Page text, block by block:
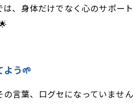
、身体だけでなく心のサポー
よう🌱
言葉、口グセになっていませ